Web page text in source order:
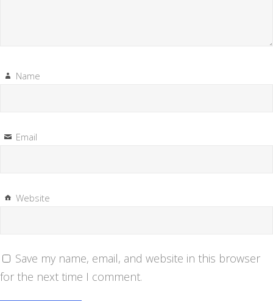
Name
Email
Website
Save my name, email, and website in this browser
for the next time I comment.